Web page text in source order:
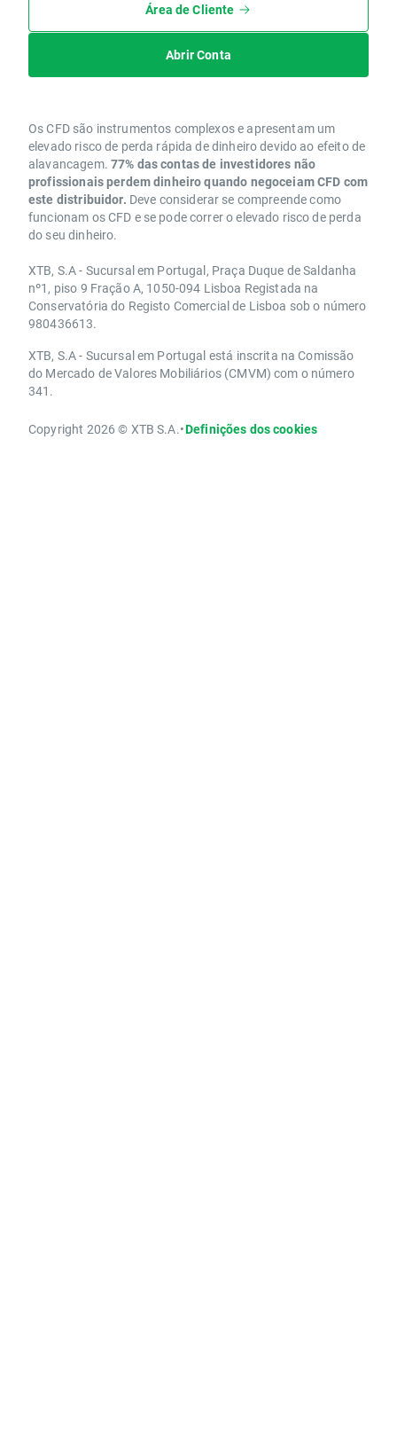
Área de Cliente
Abrir Conta
Os CFD são instrumentos complexos e apresentam um
elevado risco de perda rápida de dinheiro devido ao efeito de
alavancagem. 77% das contas de investidores não
profissionais perdem dinheiro quando negoceiam CFD com
este distribuidor. Deve considerar se compreende como
funcionam os CFD e se pode correr o elevado risco de perda
do seu dinheiro.
XTB, S.A - Sucursal em Portugal, Praça Duque de Saldanha
nº1, piso 9 Fração A, 1050-094 Lisboa Registada na
Conservatória do Registo Comercial de Lisboa sob o número
980436613.
XTB, S.A - Sucursal em Portugal está inscrita na Comissão
do Mercado de Valores Mobiliários (CMVM) com o número
341.
Copyright 2026 © XTB S.A.•Definições dos cookies